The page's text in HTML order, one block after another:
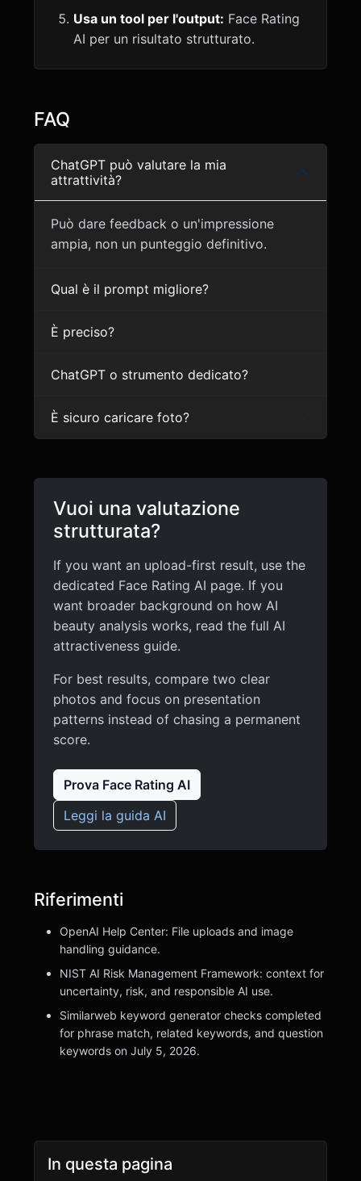
Usa un tool per l'output: Face Rating
AI per un risultato strutturato.
FAQ
ChatGPT può valutare la mia
attrattività?
Può dare feedback o un'impressione
ampia, non un punteggio definitivo.
Qual è il prompt migliore?
È preciso?
ChatGPT o strumento dedicato?
È sicuro caricare foto?
Vuoi una valutazione
strutturata?
If you want an upload-first result, use the
dedicated Face Rating AI page. If you
want broader background on how AI
beauty analysis works, read the full AI
attractiveness guide.
For best results, compare two clear
photos and focus on presentation
patterns instead of chasing a permanent
score.
Prova Face Rating AI
Leggi la guida AI
Riferimenti
OpenAI Help Center: File uploads and image
handling guidance.
NIST AI Risk Management Framework: context for
uncertainty, risk, and responsible AI use.
Similarweb keyword generator checks completed
for phrase match, related keywords, and question
keywords on July 5, 2026.
In questa pagina